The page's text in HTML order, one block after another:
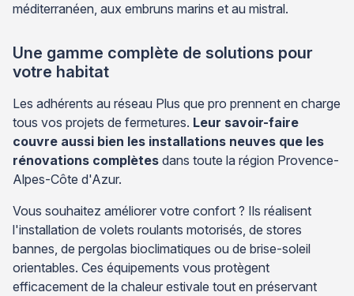
méditerranéen, aux embruns marins et au mistral.
Une gamme complète de solutions pour
votre habitat
Les adhérents au réseau Plus que pro prennent en charge
tous vos projets de fermetures. Leur savoir-faire
couvre aussi bien les installations neuves que les
rénovations complètes dans toute la région Provence-
Alpes-Côte d'Azur.
Vous souhaitez améliorer votre confort ? Ils réalisent
l'installation de volets roulants motorisés, de stores
bannes, de pergolas bioclimatiques ou de brise-soleil
orientables. Ces équipements vous protègent
efficacement de la chaleur estivale tout en préservant